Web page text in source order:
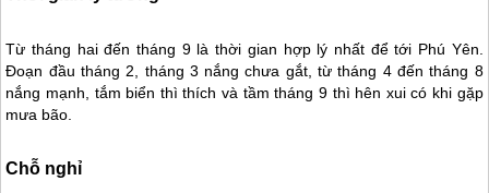
Từ tháng hai đến tháng 9 là thời gian hợp lý nhất để tới Phú Yên
Đoạn đầu tháng 2, tháng 3 nắng chưa gắt, từ tháng 4 đến tháng 8
nắng mạnh, tắm biển thì thích và tầm tháng 9 thì hên xui có khi gặp
mưa bão.
Chỗ nghỉ